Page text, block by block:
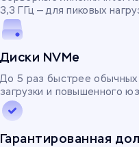
3,3 ГГц — для пиковых
Диски NVMe
До 5 раз быстрее обычных
загрузки и повышенного
Гарантированная